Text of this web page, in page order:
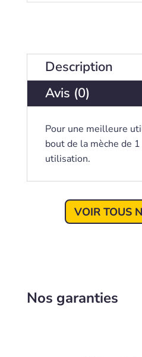
Description
Avis (0)
Pour une meilleure
bout de la mèche de
utilisation.
VOIR TOUS
Nos garanties